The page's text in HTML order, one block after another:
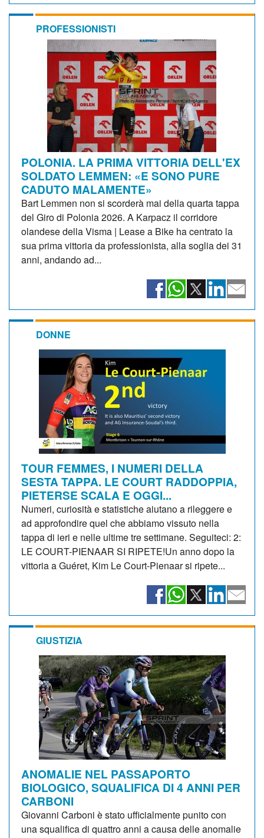
PROFESSIONISTI
POLONIA. LA PRIMA VITTORIA DELL'EX
SOLDATO LEMMEN: «E SONO PURE
CADUTO MALAMENTE»
Bart Lemmen non si scorderà mai della quarta tappa
del Giro di Polonia 2026. A Karpacz il corridore
olandese della Visma | Lease a Bike ha centrato la
sua prima vittoria da professionista, alla soglia dei 31
anni, andando ad...
DONNE
TOUR FEMMES, I NUMERI DELLA
SESTA TAPPA. LE COURT RADDOPPIA,
PIETERSE SCALA E OGGI...
Numeri, curiosità e statistiche aiutano a rileggere e
ad approfondire quel che abbiamo vissuto nella
tappa di ieri e nelle ultime tre settimane. Seguiteci: 2:
LE COURT-PIENAAR SI RIPETE!Un anno dopo la
vittoria a Guéret, Kim Le Court-Pienaar si ripete...
GIUSTIZIA
ANOMALIE NEL PASSAPORTO
BIOLOGICO, SQUALIFICA DI 4 ANNI PER
CARBONI
Giovanni Carboni è stato ufficialmente punito con
una squalifica di quattro anni a causa delle anomalie